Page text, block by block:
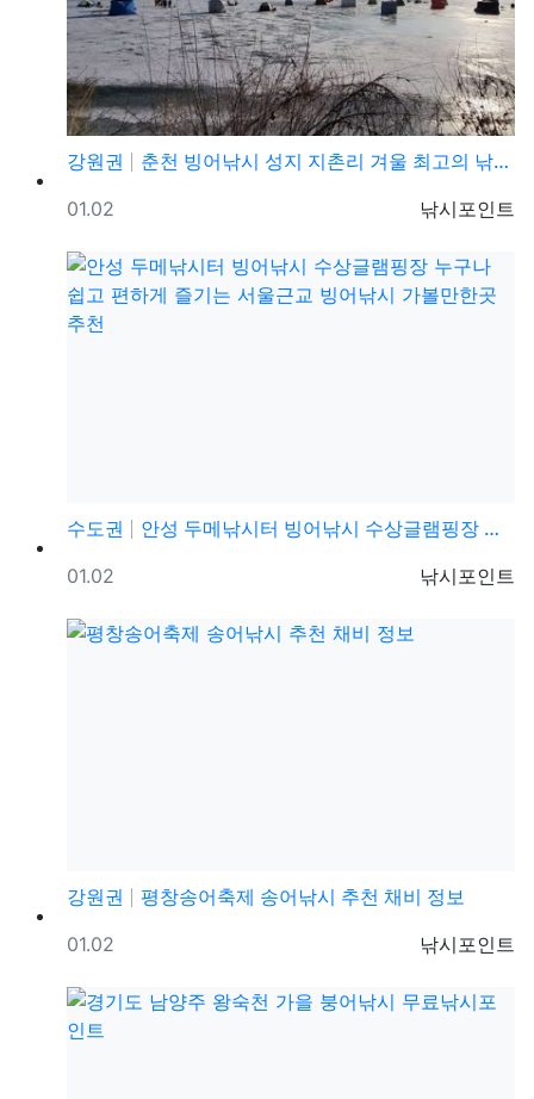
강원권
춘천 빙어낚시 성지 지촌리 겨울 최고의 낚시 빙어 얼음…
등록자
낚시포인트
등록일
01.02
수도권
안성 두메낚시터 빙어낚시 수상글램핑장 누구나 쉽고 편하…
등록자
낚시포인트
등록일
01.02
강원권
평창송어축제 송어낚시 추천 채비 정보
등록자
낚시포인트
등록일
01.02